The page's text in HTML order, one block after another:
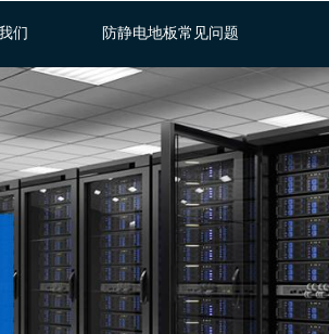
们 防静电地板常见问题